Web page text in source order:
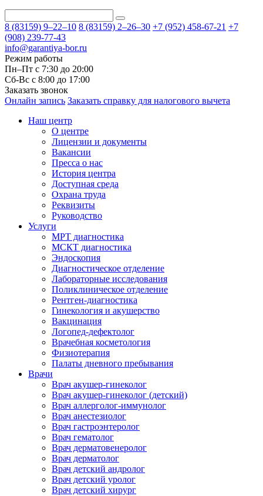
8 (83159) 9–22–10 8 (83159) 2–26–30 +7 (952) 458-67-21 +7
(908) 239-77-43
info@garantiya-bor.ru
Режим работы
Пн–Пт с 7:30 до 20:00
Cб-Вс с 8:00 до 17:00
Заказать звонок
Онлайн запись Заказать справку для налогового вычета
Наш центр
О центре
Лицензии и документы
Вакансии
Пресса о нас
История центра
Доступная среда
Охрана труда
Реквизиты
Руководство
Услуги
МРТ диагностика
МСКТ диагностика
Эндоскопия
Диагностическое отделение
Лабораторные исследования
Поликлиническое отделение
Рентген-диагностика
Гинекология и акушерство
Вакцинация
Логопед-дефектолог
Врачебная косметология
Физиотерапия
Палаты дневного пребывания
Врачи
Врач акушер-гинеколог
Врач акушер-гинеколог (детский)
Врач аллерголог-иммунолог
Врач анестезиолог
Врач гастроэнтеролог
Врач гематолог
Врач дерматовенеролог
Врач дерматолог
Врач детский андролог
Врач детский уролог
Врач детский хирург